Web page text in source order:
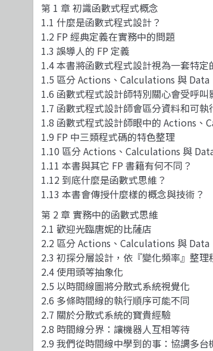
第 1 章 初識函數式程式概念
1.1 什麼是函數式程式設計？
1.2 FP 經典定義在實務中的問題
1.3 誤導人的 FP 定義
1.4 本書將函數式程式設計視為一套特定
1.5 區分 Actions、Calculations 與 Data
1.6 函數式程式設計師特別關心會受呼叫
1.7 函數式程式設計師會區分資料和可執
1.8 函數式程式設計師眼中的 Actions、
1.9 FP 中三類程式碼的特色整理
1.10 區分 Actions、Calculations 與
1.11 本書與其它 FP 書籍有何不同？
1.12 到底什麼是函數式思維？
1.13 本書會傳授什麼樣的概念與技術？
第 2 章 實務中的函數式思維
2.1 歡迎光臨唐妮的比薩店
2.2 區分 Actions、Calculations 與 Data
2.3 初探分層設計，依『變化頻率』整理
2.4 使用頭等抽象化
2.5 以時間線圖將分散式系統視覺化
2.6 多條時間線的執行順序可能不同
2.7 關於分散式系統的寶貴經驗
2.8 時間線分界：讓機器人互相等待
2.9 我們從時間線中學到的事：協調多台